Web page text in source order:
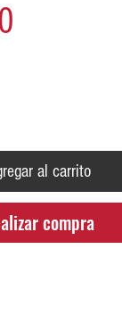
al carrito
compra